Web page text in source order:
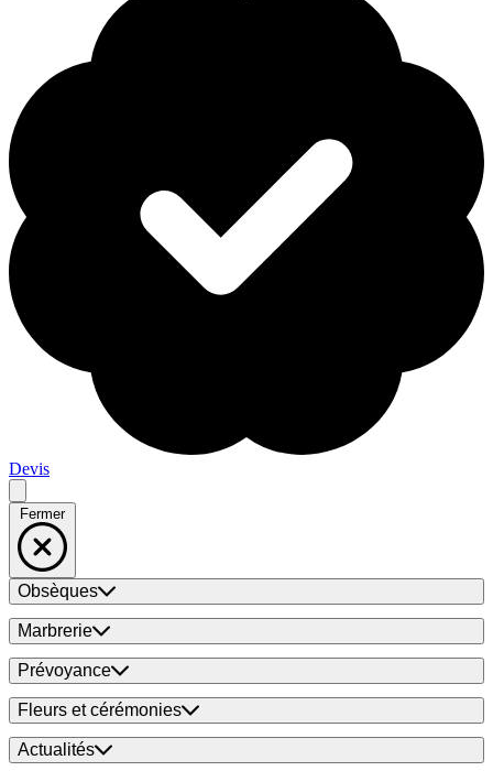
Devis
Fermer
Obsèques
Marbrerie
Prévoyance
Fleurs et cérémonies
Actualités